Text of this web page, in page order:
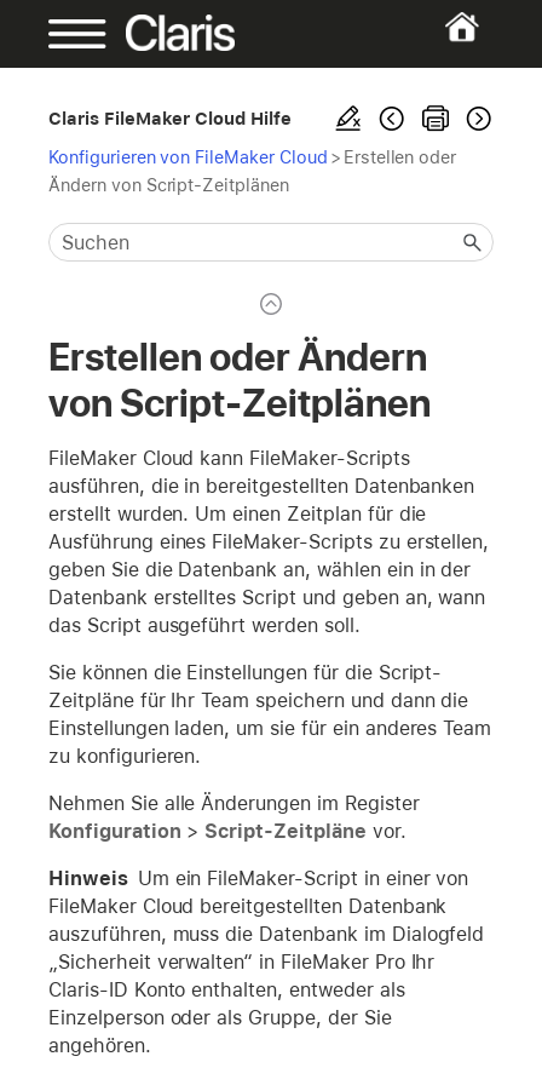
Claris FileMaker Cloud Hilfe
Konfigurieren von FileMaker Cloud > Erstellen oder
Ändern von Script-Zeitplänen
Erstellen oder Ändern
von Script-Zeitplänen
FileMaker Cloud kann FileMaker-Scripts
ausführen, die in bereitgestellten Datenbanken
erstellt wurden. Um einen Zeitplan für die
Ausführung eines FileMaker-Scripts zu erstellen,
geben Sie die Datenbank an, wählen ein in der
Datenbank erstelltes Script und geben an, wann
das Script ausgeführt werden soll.
Sie können die Einstellungen für die Script-
Zeitpläne für Ihr Team speichern und dann die
Einstellungen laden, um sie für ein anderes Team
zu konfigurieren.
Nehmen Sie alle Änderungen im Register
Konfiguration > Script-Zeitpläne vor.
Hinweis Um ein FileMaker-Script in einer von
FileMaker Cloud bereitgestellten Datenbank
auszuführen, muss die Datenbank im Dialogfeld
„Sicherheit verwalten“ in FileMaker Pro Ihr
Claris-ID Konto enthalten, entweder als
Einzelperson oder als Gruppe, der Sie
angehören.